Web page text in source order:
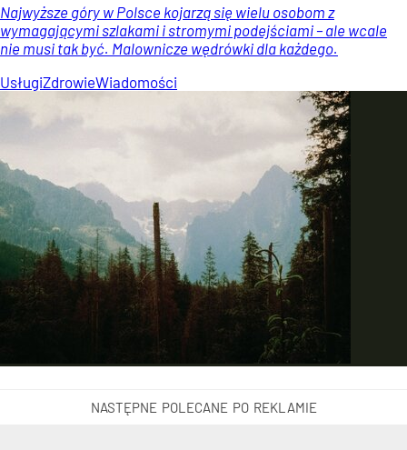
Najwyższe góry w Polsce kojarzą się wielu osobom z
wymagającymi szlakami i stromymi podejściami – ale wcale
nie musi tak być. Malownicze wędrówki dla każdego.
UsługiZdrowieWiadomości